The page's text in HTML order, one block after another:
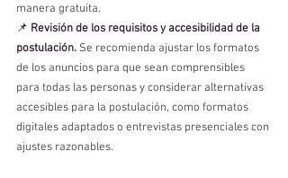
manera gratuita.
📌 Revisión de los requisitos y accesibilidad de la
postulación. Se recomienda ajustar los formatos
de los anuncios para que sean comprensibles
para todas las personas y considerar alternativas
accesibles para la postulación, como formatos
digitales adaptados o entrevistas presenciales con
ajustes razonables.